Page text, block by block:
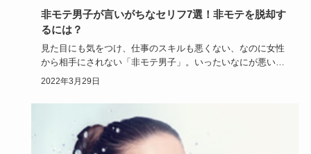
非モテ男子が言いがちなセリフ7選！非モテを脱却す
るには？
見た目にも気をつけ、仕事のスキルも悪くない、なのに女性
から相手にされない「非モテ男子」。いったいなにが悪いの
か本人は気づい…
2022年3月29日